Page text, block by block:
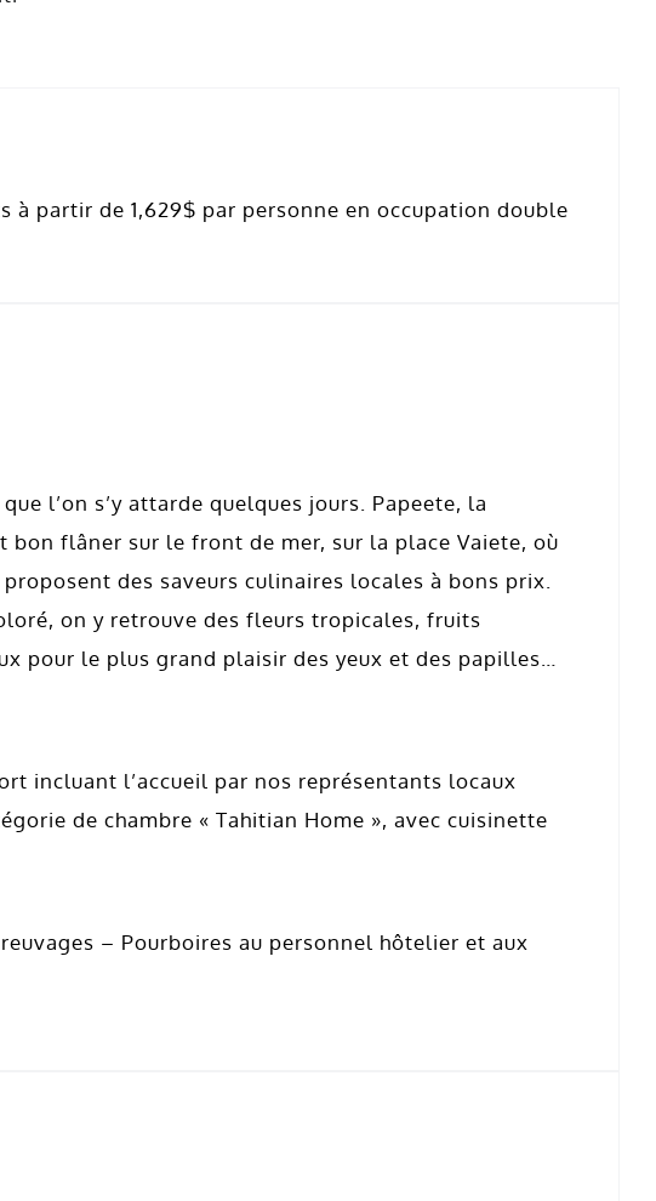
partir de 1,629$ par personne en occupation double
l’on s’y attarde quelques jours. Papeete, la
flâner sur le front de mer, sur la place Vaiete, où
des saveurs culinaires locales à bons prix.
on y retrouve des fleurs tropicales, fruits
pour le plus grand plaisir des yeux et des papilles…
incluant l’accueil par nos représentants locaux
de chambre « Tahitian Home », avec cuisinette
– Pourboires au personnel hôtelier et aux